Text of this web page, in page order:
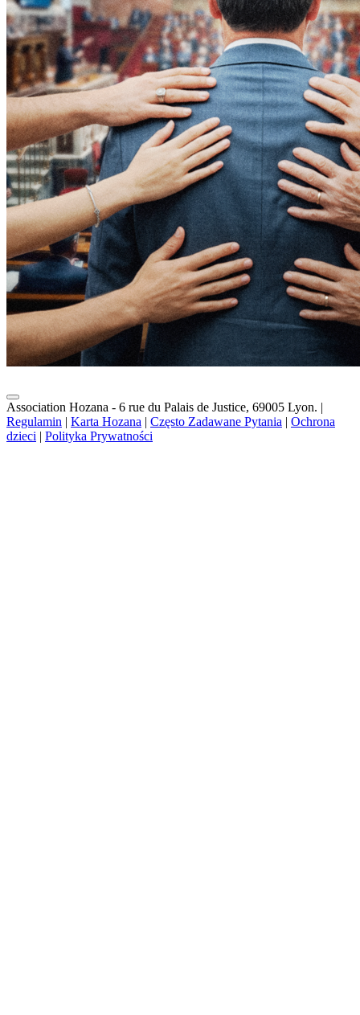
Association Hozana - 6 rue du Palais de Justice, 69005 Lyon. |
Regulamin | Karta Hozana | Często Zadawane Pytania | Ochrona
dzieci | Polityka Prywatności